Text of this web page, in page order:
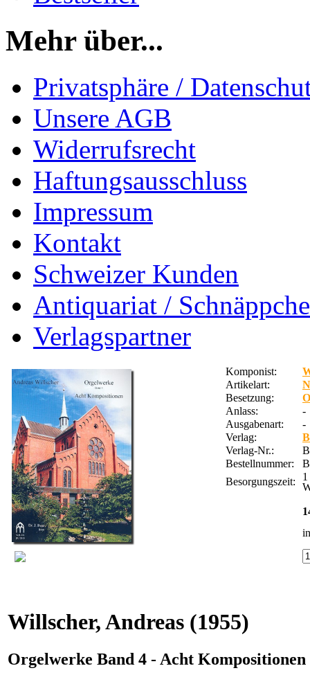
Mehr über...
Privatsphäre /
Unsere AGB
Widerrufsrecht
Haftungsausschluss
Impressum
Kontakt
Schweizer Kunden
Antiquariat /
Verlagspartner
Komponist:
Artikelart:
Besetzung:
Anlass:
-
Ausgabenart:
-
Verlag:
Verlag-Nr.:
Bestellnummer:
Besorgungszeit:
Willscher, Andreas (1955)
Orgelwerke Band 4 - Acht